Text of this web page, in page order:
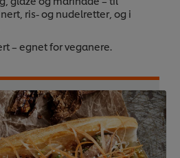
ris- og nudelretter, og i
– egnet for veganere.